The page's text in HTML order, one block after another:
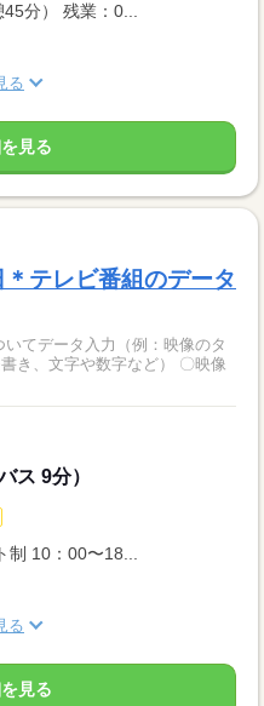
分） 残業：0...
る
見る
＊テレビ番組のデータ
いてデータ入力（例：映像のタ
き、文字や数字など） 〇映像
ス 9分）
制 10：00〜18...
る
見る